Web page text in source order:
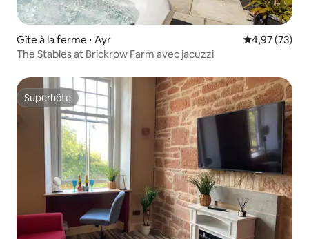
Gîte à la ferme ⋅ Ayr Évaluation
4,97 (73)
The Stables at Brickrow Farm avec jacuzzi
Superhôte
Superhôte